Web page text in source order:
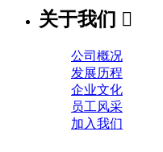
关于我们 
公司概况
发展历程
企业文化
员工风采
加入我们